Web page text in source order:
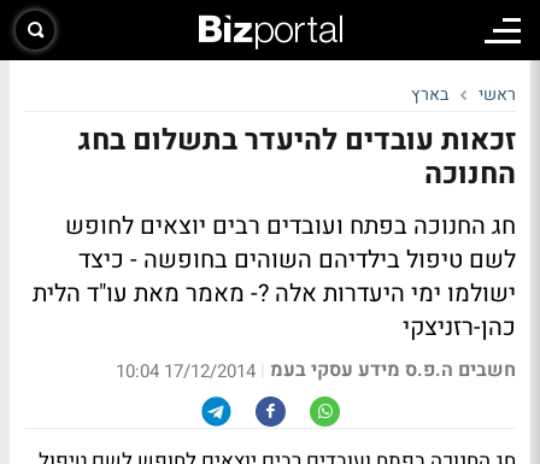
ראשי בארץ
זכאות עובדים להיעדר בתשלום בחג
החנוכה
חג החנוכה בפתח ועובדים רבים יוצאים לחופש
לשם טיפול בילדיהם השוהים בחופשה - כיצד
ישולמו ימי היעדרות אלה ?- מאמר מאת עו"ד הלית
כהן-רזניצקי
חשבים ה.פ.ס מידע עסקי בעמ |
17/12/2014 10:04